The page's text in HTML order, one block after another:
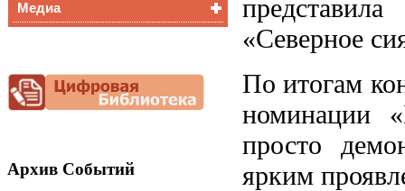
Снижение
документационной
нагрузки
Медиа
Архив Событий
«Северное
По итогам
номинации
просто
ярким